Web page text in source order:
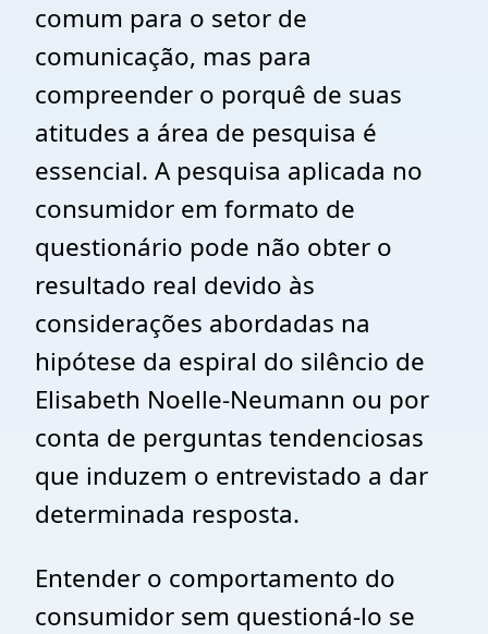
comum para o setor de
comunicação, mas para
compreender o porquê de suas
atitudes a área de pesquisa é
essencial. A pesquisa aplicada no
consumidor em formato de
questionário pode não obter o
resultado real devido às
considerações abordadas na
hipótese da espiral do silêncio de
Elisabeth Noelle-Neumann ou por
conta de perguntas tendenciosas
que induzem o entrevistado a dar
determinada resposta.
Entender o comportamento do
consumidor sem questioná-lo se